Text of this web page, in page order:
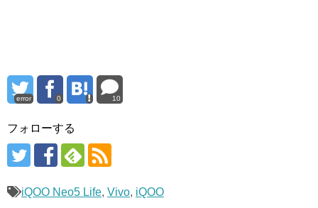
error 0 10
フォローする
iQOO Neo5 Life, Vivo, iQOO